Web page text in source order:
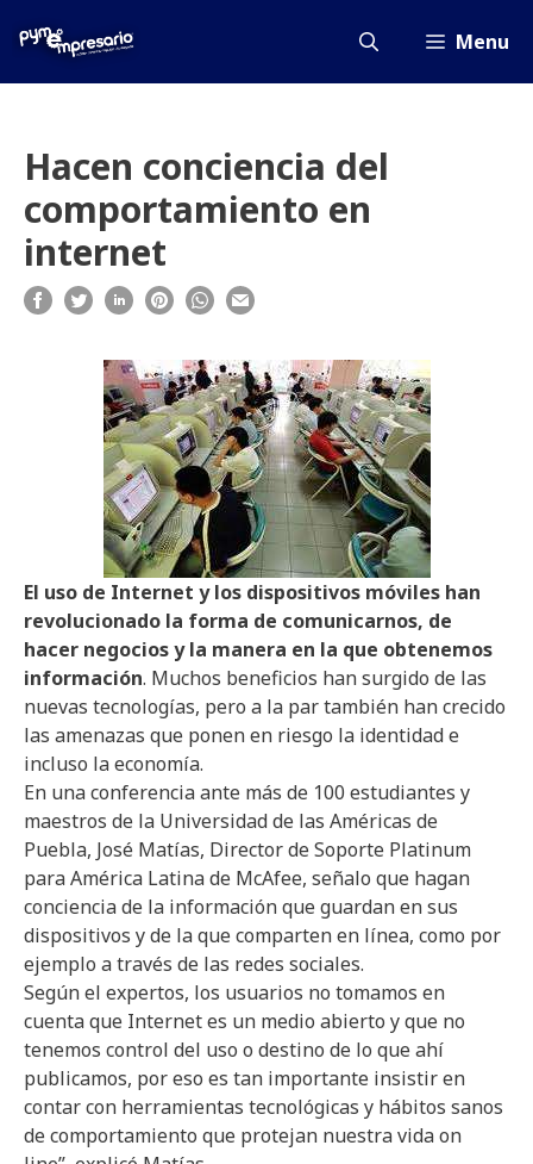
Menu
Hacen conciencia del
comportamiento en
internet
El uso de Internet y los dispositivos móviles han
revolucionado la forma de comunicarnos, de
hacer negocios y la manera en la que obtenemos
información. Muchos beneficios han surgido de las
nuevas tecnologías, pero a la par también han crecido
las amenazas que ponen en riesgo la identidad e
incluso la economía.
En una conferencia ante más de 100 estudiantes y
maestros de la Universidad de las Américas de
Puebla, José Matías, Director de Soporte Platinum
para América Latina de McAfee, señalo que hagan
conciencia de la información que guardan en sus
dispositivos y de la que comparten en línea, como por
ejemplo a través de las redes sociales.
Según el expertos, los usuarios no tomamos en
cuenta que Internet es un medio abierto y que no
tenemos control del uso o destino de lo que ahí
publicamos, por eso es tan importante insistir en
contar con herramientas tecnológicas y hábitos sanos
de comportamiento que protejan nuestra vida on